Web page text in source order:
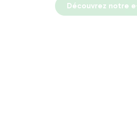
Découvrez notre